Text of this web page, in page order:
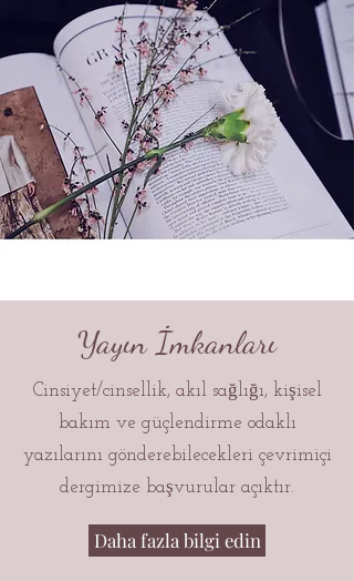
Yayın İmkanları
Cinsiyet/cinsellik, akıl sağlığı, kişisel
bakım ve güçlendirme odaklı
yazılarını gönderebilecekleri çevrimiçi
dergimize başvurular açıktır.
Daha fazla bilgi edin